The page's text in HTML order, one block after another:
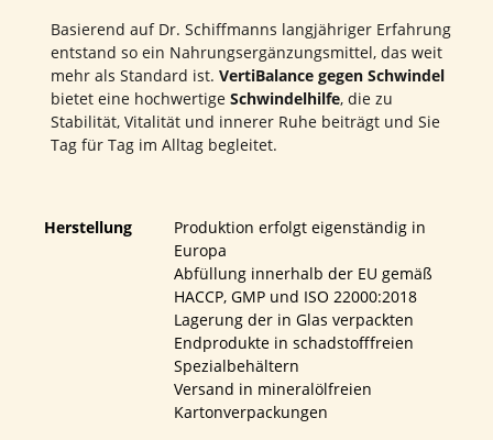
Basierend auf Dr. Schiffmanns langjähriger Erfahrung
entstand so ein Nahrungsergänzungsmittel, das weit
mehr als Standard ist. VertiBalance gegen Schwindel
bietet eine hochwertige Schwindelhilfe, die zu
Stabilität, Vitalität und innerer Ruhe beiträgt und Sie
Tag für Tag im Alltag begleitet.
Herstellung
Produktion erfolgt eigenständig in
Europa
Abfüllung innerhalb der EU gemäß
HACCP, GMP und ISO 22000:2018
Lagerung der in Glas verpackten
Endprodukte in schadstofffreien
Spezialbehältern
Versand in mineralölfreien
Kartonverpackungen